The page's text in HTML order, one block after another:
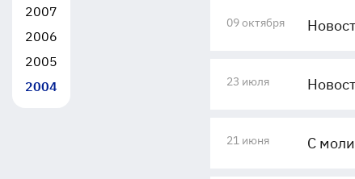
2007
2006
2005
2004
09 октября
23 июля
21 июня С